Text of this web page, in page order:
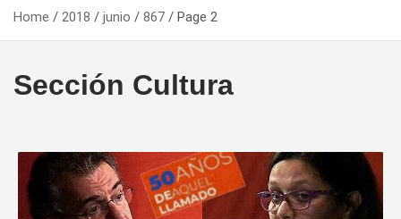
Home 2018 junio 867 Page 2